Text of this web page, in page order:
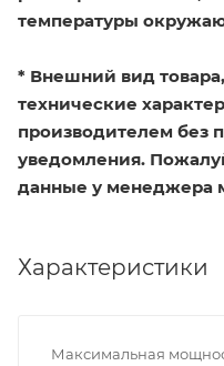
температуры
* Внешний вид
технические
производителем без
уведомления.
данные у менеджера
Характеристики
Максимальная